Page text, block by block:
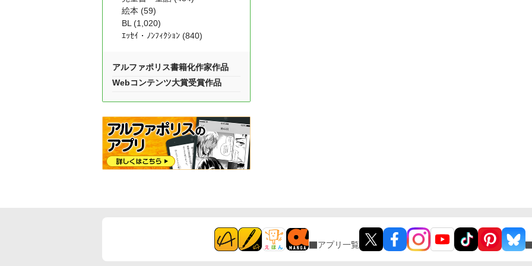
絵本 (59)
BL (1,020)
ｴｯｾｲ・ﾉﾝﾌｨｸｼｮﾝ (840)
アルファポリス書籍化作家作品
Webコンテンツ大賞受賞作品
アプリ一覧